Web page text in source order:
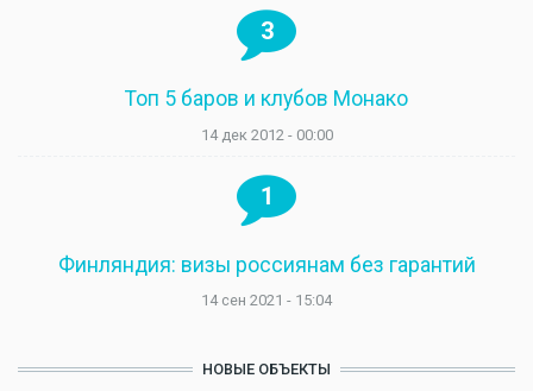
3
Топ 5 баров и клубов Монако
14 дек 2012 - 00:00
1
Финляндия: визы россиянам без гарантий
14 сен 2021 - 15:04
НОВЫЕ ОБЪЕКТЫ